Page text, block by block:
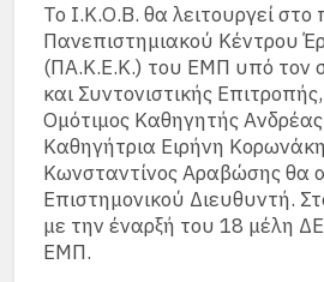
Το Ι.Κ.Ο.Β. θα λειτουργεί στο
Πανεπιστημιακού Κέντρου
(ΠΑ.Κ.Ε.Κ.) του ΕΜΠ υπό τον
και Συντονιστικής
Ομότιμος Καθηγητής
Καθηγήτρια Ειρήνη
Κωνσταντίνος Αραβώσης θα
Επιστημονικού Διευθυντή.
με την έναρξή του 18 μέλη
ΕΜΠ.